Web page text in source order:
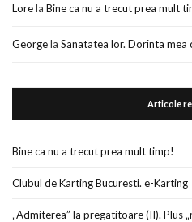
Lorela Bine ca nu a trecut prea mult
Georgela Sanatatea lor. Dorinta mea
Articole
Bine ca nu a trecut prea mult timp!
Clubul de Karting Bucuresti. e-Karting
„Admiterea” la pregatitoare (II). Plus